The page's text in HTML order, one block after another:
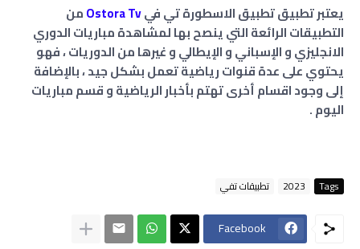
يعتبر تطبيق تطبيق الاسطورة تي فيOstora Tvمن
التطبيقات الرائعة التي ينصح بها لمشاهدة مباريات الدوري
الانجليزي و الإسباني و الإيطالي و غيرها من الدوريات ، فهو
يحتوي على عدة قنوات رياضية تعمل بشكل جيد ، بالإضافة
إلى وجود اقسام أخرى تهتم بأخبار الرياضية و قسم مباريات
اليوم .
Tags
2023 تطبيقات تفي
Facebook